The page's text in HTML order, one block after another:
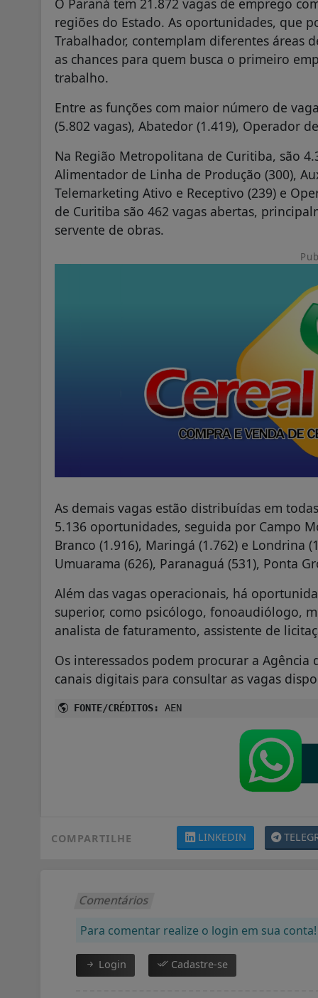
regiões do Estado. As oportunidades, que
Trabalhador, contemplam diferentes áreas
as chances para quem busca o primeiro
trabalho.
Entre as funções com maior número de
(5.802 vagas), Abatedor (1.419), Operador
Na Região Metropolitana de Curitiba, são
Alimentador de Linha de Produção (300),
Telemarketing Ativo e Receptivo (239) e
de Curitiba são 462 vagas abertas,
servente de obras.
As demais vagas estão distribuídas em
5.136 oportunidades, seguida por Campo
Branco (1.916), Maringá (1.762) e Londrina
Umuarama (626), Paranaguá (531), Ponta
Além das vagas operacionais, há
superior, como psicólogo, fonoaudiólogo,
analista de faturamento, assistente de
Os interessados podem procurar a
canais digitais para consultar as vagas
FONTE/CRÉDITOS: AEN
COMPARTILHE LINKEDIN
Comentários
Para comentar realize o login em sua conta!
Login Cadastre-se